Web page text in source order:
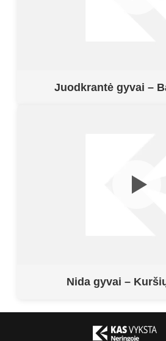
Juodkrantė gyvai –
Nida gyvai –